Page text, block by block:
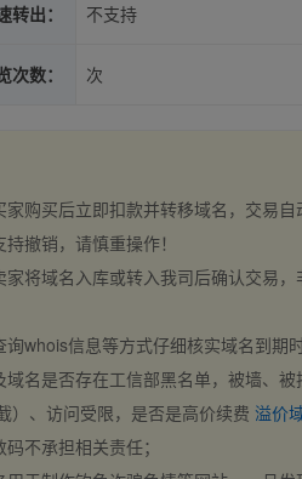
转出： 不支持
次数： 次
购买后立即扣款并转移域名，交易
撤销，请慎重操作！
家将域名入库或转入我司后确认交易
询whois信息等方式仔细核实域名到期
域名是否存在工信部黑名单，被墙、
）、访问受限，是否是高价续费 溢价
不承担相关责任；